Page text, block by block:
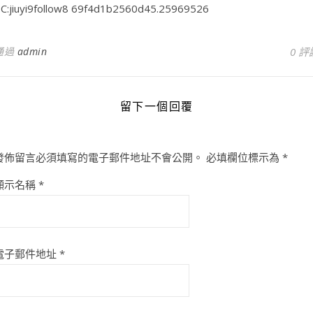
69f4d1b2560d45.25969526
過 admin 0 評
留下一個回覆
佈留言必須填寫的電子郵件地址不會公開。 必填欄位標示為 *
示名稱 *
子郵件地址 *